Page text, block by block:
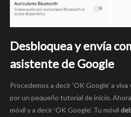
Desbloquea y envía
asistente de Google
Procedemos a decir ‘OK Google’ a
por un pequeño tutorial de inicio.
móvil y a decir ‘OK Google’. Tu móvil